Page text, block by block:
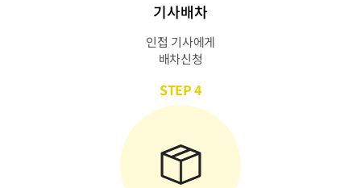
기사배차
인접 기사에게
배차신청
STEP 4